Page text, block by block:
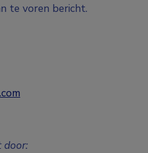
te voren bericht.
door: